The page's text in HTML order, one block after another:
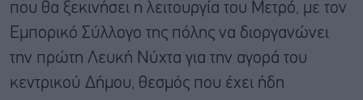
που θα ξεκινήσει η λειτουργία του Μετρό, με τον
Εμπορικό Σύλλογο της πόλης να διοργανώνει
την πρώτη Λευκή Νύχτα για την αγορά του
κεντρικού Δήμου, θεσμός που έχει ήδη